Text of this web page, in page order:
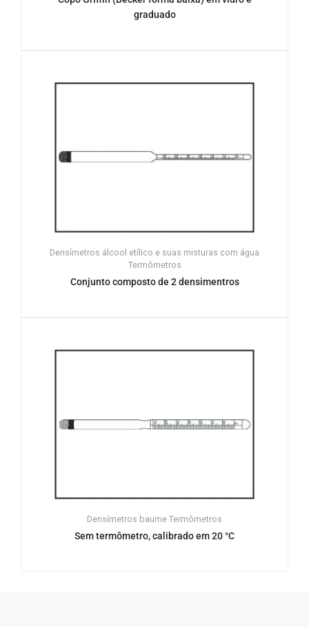
graduado
Densímetros álcool etílico e suas misturas com água
Termômetros
Conjunto composto de 2 densimentros
Densímetros baume Termômetros
Sem termômetro, calibrado em 20 °C